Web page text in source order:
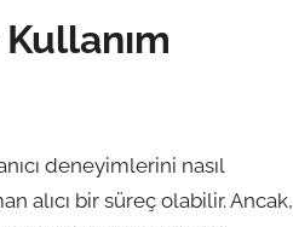
deneyimlerini nasıl
alıcı bir süreç olabilir. Ancak,